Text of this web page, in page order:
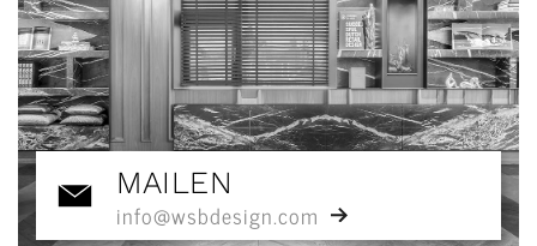
MAILEN
info@wsbdesign.com